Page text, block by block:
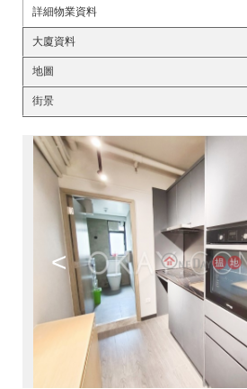
詳細物業資料
大廈資料
地圖
街景
<